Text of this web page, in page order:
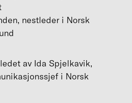
nestleder i Norsk
av Ida Spjelkavik,
i Norsk